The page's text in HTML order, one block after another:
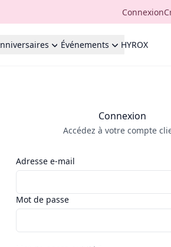
Connexion
Événements HYROX
Connexion
Accédez à votre compte
Adresse e-mail
Mot de passe